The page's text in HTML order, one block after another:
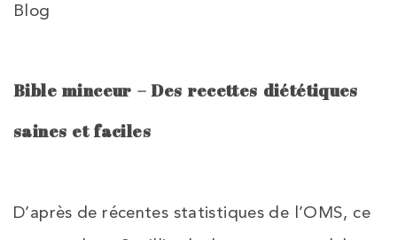
Blog
Bible minceur – Des recettes diététiques
saines et faciles
D’après de récentes statistiques de l’OMS, ce